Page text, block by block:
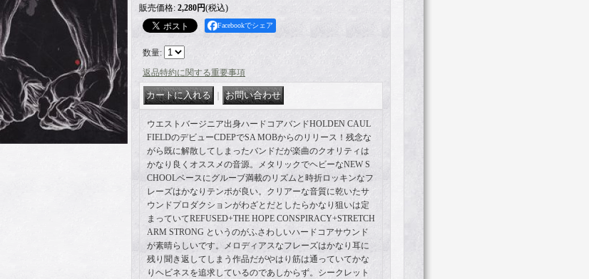
販売価格: 2,280円(税込)
Facebookでシェア
数量:
返品特約に関する重要事項
ウエストバージニア出身ハードコアバンドHOLDEN CAUL
FIELDのデビューCDEPでSA MOBからのリリース！残念な
がら既に解散してしまったバンドだが楽曲のクオリティは
かなり良くオススメの音源。メタリックでヘビーなNEW S
CHOOLベースにグルーブ満載のリズムと時折ロッキンなフ
レーズはかなりテンポが良い。クリアーな音質に乾いたサ
ウンドプロダクションがわざとだとしたらかなり狙いは定
まっていてREFUSED+THE HOPE CONSPIRACY+STRETCH
ARM STRONG というのがふさわしいハードコアサウンド
が素晴らしいです。メロディアスなフレーズはかなり耳に
残り聞き返してしまう作品だがやはり筋は通っていてかな
りヘビネスを追求しているのであしからず。シークレット